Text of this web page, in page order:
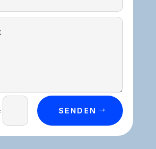
SENDEN